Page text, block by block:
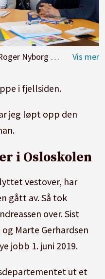
Kåre Magne Moe.
i fjellsiden.
jeg løpt opp den
i Osloskolen
vestover, har
gått av. Så tok
over. Sist
Marte Gerhardsen
jobb 1. juni 2019.
ut et